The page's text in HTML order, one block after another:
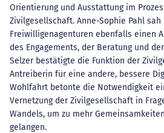
Orientierung und Ausstattung im
Zivilgesellschaft. Anne-Sophie Pahl sah
Freiwilligenagenturen ebenfalls einen
des Engagements, der Beratung und
Selzer bestätigte die Funktion der
Antreiberin für eine andere, bessere
Wohlfahrt betonte die Notwendigkeit
Vernetzung der Zivilgesellschaft in
Wandels, um zu mehr
gelangen.